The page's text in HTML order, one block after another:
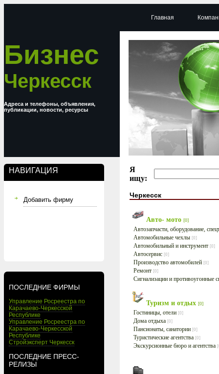
Бизнес
Черкесск
Адреса и телефоны, объявления,
публикации, новости, ресурсы
НАВИГАЦИЯ
Добавить фирму
ПОСЛЕДНИЕ ФИРМЫ
Управление Росреестра по
Карачаево-Черкесской
Республике
Управление Росреестра по
Карачаево-Черкесской
Республике
Стройэксперт Черкесск
ПОСЛЕДНИЕ ПРЕСС-
РЕЛИЗЫ
Главная
Я
ищу:
Черкесск
Авто- мото [0]
Автозапчасти, оборудование,
Автомобильные чехлы [0]
Автомобильный и инструмент [0]
Автосервис [0]
Производство автомобилей [0]
Ремонт [0]
Сигнализации и противоугонные
Туризм и отдых [0]
Гостиницы, отели [0]
Дома отдыха [0]
Пансионаты, санатории [0]
Туристические агентства [0]
Экскурсионные бюро и агентства